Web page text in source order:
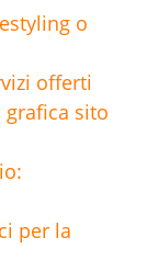
o
offerti
sito
per la